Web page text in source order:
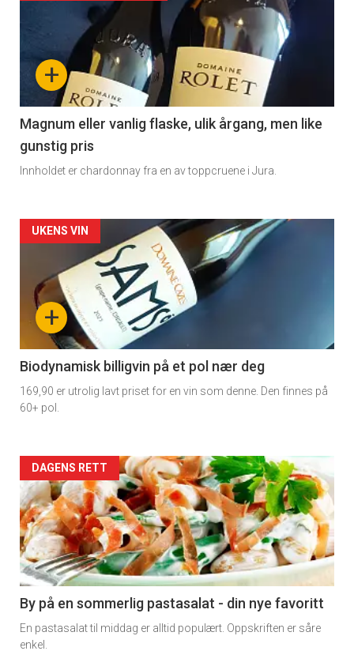
akkurat
nå
3
+
Magnum eller vanlig flaske, ulik årgang, men like
gunstig pris
Innholdet er chardonnay fra en av toppcruene i Jura.
Forsiden
akkurat
nå
4
+
UKENS VIN
Biodynamisk billigvin på et pol nær deg
169,90 er utrolig lavt priset for en vin som denne. Den finnes på
60+ pol.
Forsiden
akkurat
nå
-
5
DAGENS RETT
By på en sommerlig pastasalat - din nye favoritt
En pastasalat til middag er alltid populært. Oppskriften er såre
enkel.